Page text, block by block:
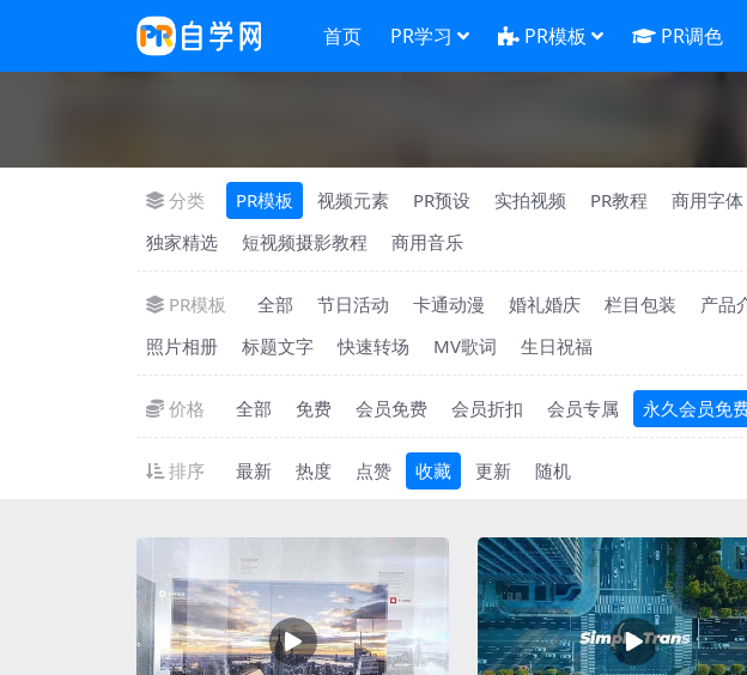
首页 PR学习 PR模板 PR调色
分类 PR模板 视频元素 PR预设 实拍视频 PR教程 商用字体
独家精选
短视频摄影教程 商用音乐
PR模板 全部 节日活动 卡通动漫 婚礼婚庆 栏目包装 产品
照片相册
标题文字 快速转场 MV歌词 生日祝福
价格 全部 免费 会员免费 会员折扣 会员专属 永久会员免
排序 最新 热度 点赞 收藏 更新 随机